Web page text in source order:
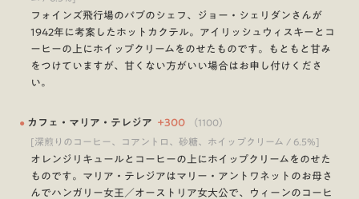
フォインズ飛行場のパブのシェフ、ジョー・シェリダンさんが
1942年に考案したホットカクテル。アイリッシュウィスキーとコ
ーヒーの上にホイップクリームをのせたものです。もともと甘み
をつけていますが、甘くない方がいい場合はお申し付けくださ
い。
● カフェ・マリア・テレジア +300 （1100）
[深煎りのコーヒー、コアントロ、砂糖、ホイップクリーム / 6.5%]
オレンジリキュールとコーヒーの上にホイップクリームをのせた
ものです。マリア・テレジアはマリー・アントワネットのお母さ
んでハンガリー女王／オーストリア女大公で、ウィーンのコーヒ